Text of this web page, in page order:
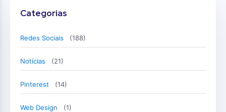
Categorias
Redes Sociais (188)
Notícias (21)
Pinterest (14)
Web Design (1)